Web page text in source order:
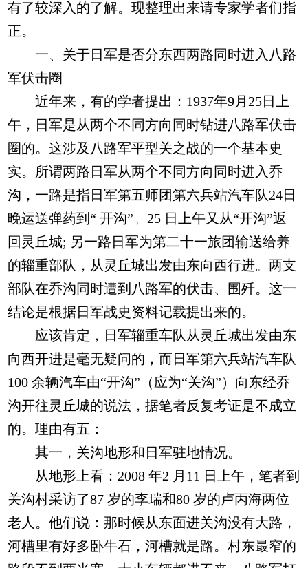
有了较深入的了解。现整理出来请专家学者们指
正。
一、关于日军是否分东西两路同时进入八路
军伏击圈
近年来，有的学者提出：1937年9月25日上
午，日军是从两个不同方向同时钻进八路军伏击
圈的。这涉及八路军平型关之战的一个基本史
实。所谓两路日军从两个不同方向同时进入乔
沟，一路是指日军第五师团第六兵站汽车队24日
晚运送弹药到“ 开沟”。25 日上午又从“开沟”返
回灵丘城; 另一路日军为第二十一旅团输送给养
的辎重部队，从灵丘城出发由东向西行进。两支
部队在乔沟同时遭到八路军的伏击、围歼。这一
结论是根据日军战史资料记载提出来的。
应该肯定，日军辎重车队从灵丘城出发由东
向西开进是毫无疑问的，而日军第六兵站汽车队
100 余辆汽车由“开沟”（应为“关沟”）向东经乔
沟开往灵丘城的说法，据笔者反复考证是不成立
的。理由有五：
其一，关沟地形和日军驻地情况。
从地形上看：2008 年2 月11 日上午，笔者到
关沟村采访了87 岁的李瑞和80 岁的卢丙海两位
老人。他们说：那时候从东面进关沟没有大路，
河槽里有好多卧牛石，河槽就是路。村东最窄的